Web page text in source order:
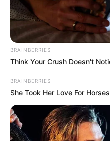
BRAINBERRIES
Think Your Crush Doesn't
BRAINBERRIES
She Took Her Love For